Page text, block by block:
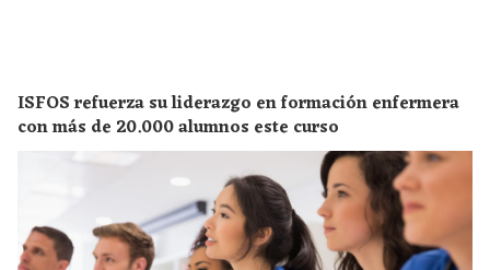
ISFOS refuerza su liderazgo en formación enfermera
con más de 20.000 alumnos este curso